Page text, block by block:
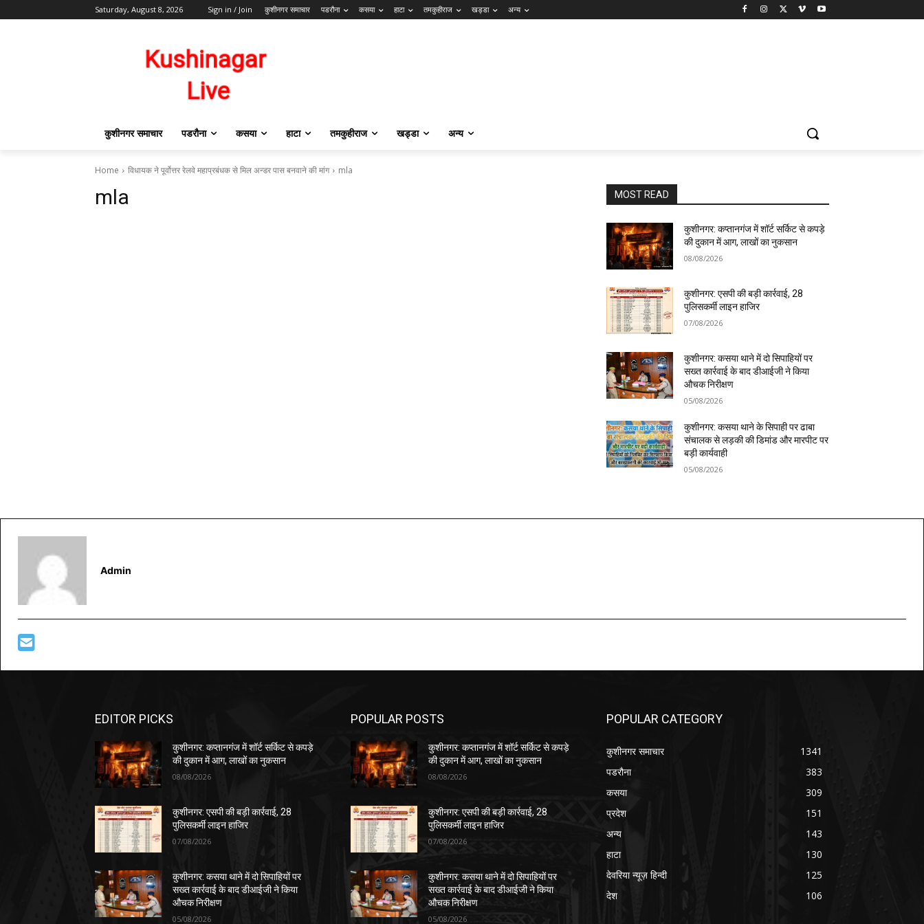
Saturday, August 8, 2026 Sign in / Join कुशीनगर समाचार पडरौना कसया हाटा तमकुहीराज खड्डा अन्य
कुशीनगर समाचार पडरौना कसया हाटा तमकुहीराज खड्डा अन्य
Home विधायक ने पूर्वोत्तर रेलवे महाप्रबंधक से मिल अन्डर पास बनवाने की मांग mla
mla MOST READ
कुशीनगर: कप्तानगंज में शॉर्ट सर्किट से कपड़े
की दुकान में आग, लाखों का नुकसान
08/08/2026
कुशीनगर: एसपी की बड़ी कार्रवाई, 28
पुलिसकर्मी लाइन हाजिर
07/08/2026
कुशीनगर: कसया थाने में दो सिपाहियों पर
सख्त कार्रवाई के बाद डीआईजी ने किया
औचक निरीक्षण
05/08/2026
कुशीनगर: कसया थाने के सिपाही पर ढाबा
संचालक से लड़की की डिमांड और मारपीट पर
बड़ी कार्यवाही
05/08/2026
Admin
EDITOR PICKS
कुशीनगर: कप्तानगंज में शॉर्ट सर्किट से कपड़े
की दुकान में आग, लाखों का नुकसान
08/08/2026
कुशीनगर: एसपी की बड़ी कार्रवाई, 28
पुलिसकर्मी लाइन हाजिर
07/08/2026
कुशीनगर: कसया थाने में दो सिपाहियों पर
सख्त कार्रवाई के बाद डीआईजी ने किया
औचक निरीक्षण
05/08/2026
POPULAR POSTS
कुशीनगर: कप्तानगंज में शॉर्ट सर्किट से कपड़े
की दुकान में आग, लाखों का नुकसान
08/08/2026
कुशीनगर: एसपी की बड़ी कार्रवाई, 28
पुलिसकर्मी लाइन हाजिर
07/08/2026
कुशीनगर: कसया थाने में दो सिपाहियों पर
सख्त कार्रवाई के बाद डीआईजी ने किया
औचक निरीक्षण
05/08/2026
POPULAR CATEGORY
कुशीनगर समाचार
1341
पडरौना
383
कसया
309
प्रदेश
151
अन्य
143
हाटा
130
देवरिया न्यूज़ हिन्दी
125
देश
106